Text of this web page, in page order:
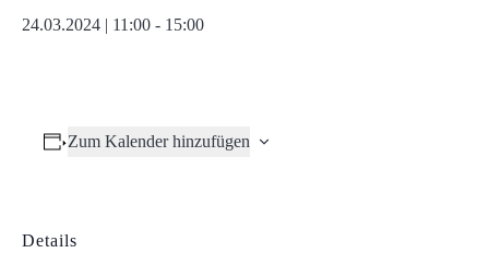
24.03.2024 | 11:00 - 15:00
Zum Kalender hinzufügen
Details